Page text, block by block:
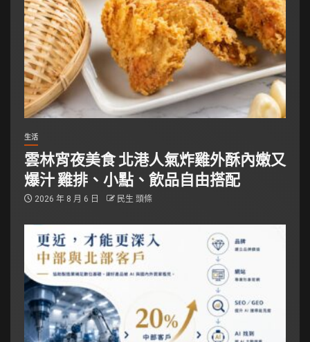
生活
雲林宵夜美食 北港人氣炸雞外酥內嫩又
爆汁 雞排、小點、飲品自由搭配
2026 年 8 月 6 日 民生 頭條